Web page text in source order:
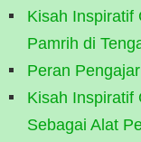
Kisah Inspiratif
Pamrih di
Peran
Kisah Inspiratif
Sebagai Alat